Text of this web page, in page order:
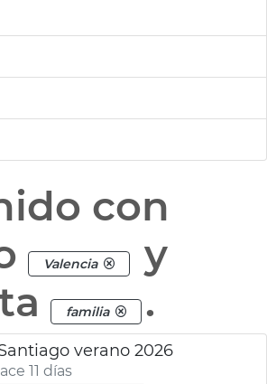
con
Valencia
y
familia .
verano 2026
11 días